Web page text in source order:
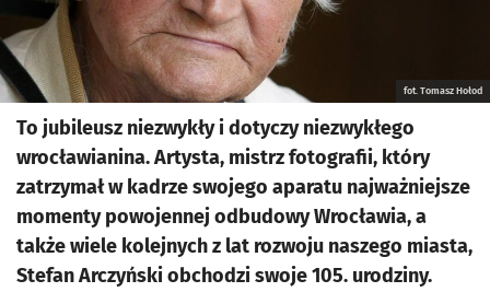
fot. Tomasz Hołod
To jubileusz niezwykły i dotyczy niezwykłego
wrocławianina. Artysta, mistrz fotografii, który
zatrzymał w kadrze swojego aparatu najważniejsze
momenty powojennej odbudowy Wrocławia, a
także wiele kolejnych z lat rozwoju naszego miasta,
Stefan Arczyński obchodzi swoje 105. urodziny.